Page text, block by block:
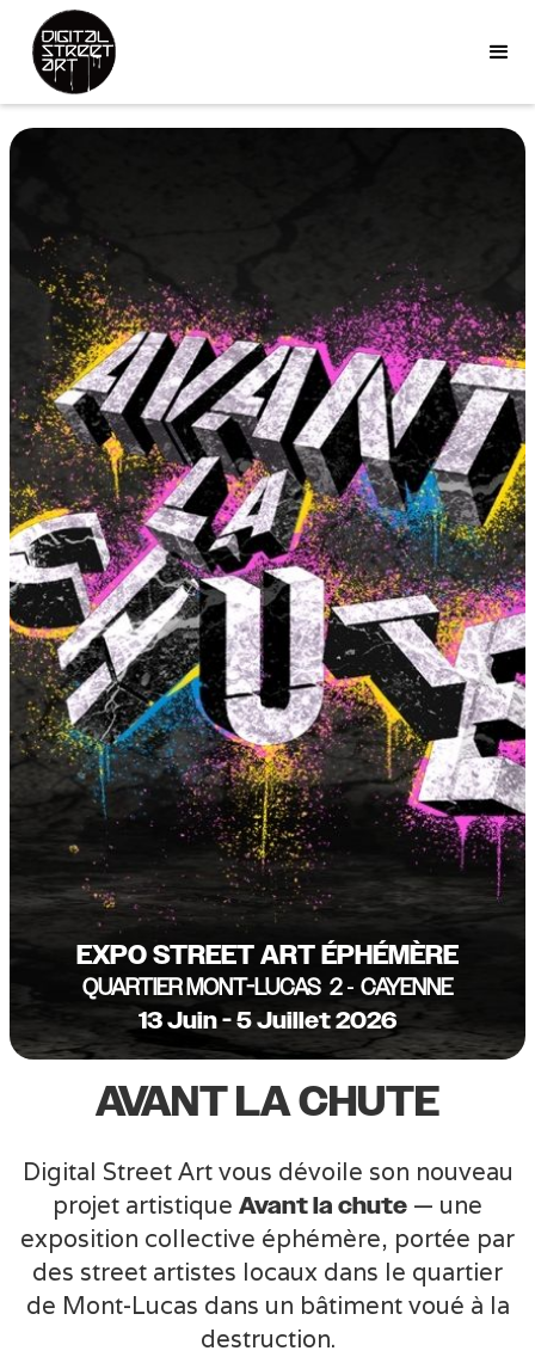
EXPO STREET ART ÉPHÉMÈRE
QUARTIER MONT-LUCAS 2- CAYENNE
13 Juin - 5 Juillet 2026
AVANT LA CHUTE
Digital Street Art vous dévoile son nouveau
projet artistique Avant la chute — une
exposition collective éphémère, portée par
des street artistes locaux dans le quartier
de Mont-Lucas dans un bâtiment voué à la
destruction.